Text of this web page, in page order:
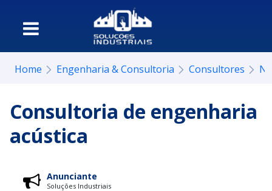
Home Engenharia & Consultoria Consultores
Consultoria de engenharia
acústica
Anunciante
Soluções Industriais